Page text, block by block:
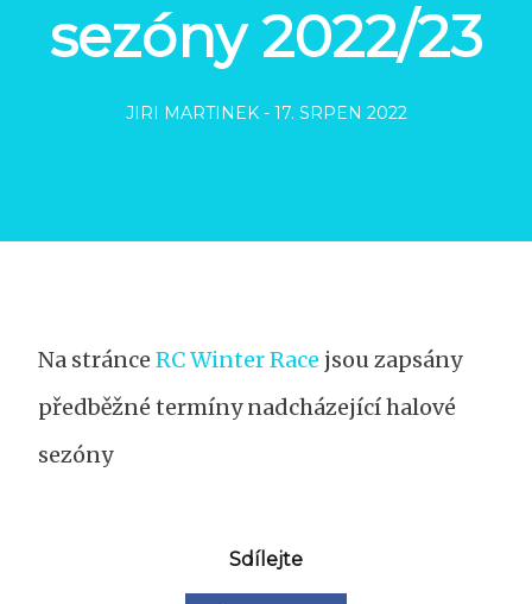
sezóny 2022/23
JIRI MARTINEK - 17. SRPEN 2022
Na stránce RC Winter Race jsou zapsány
předběžné termíny nadcházející halové
sezóny
Sdílejte